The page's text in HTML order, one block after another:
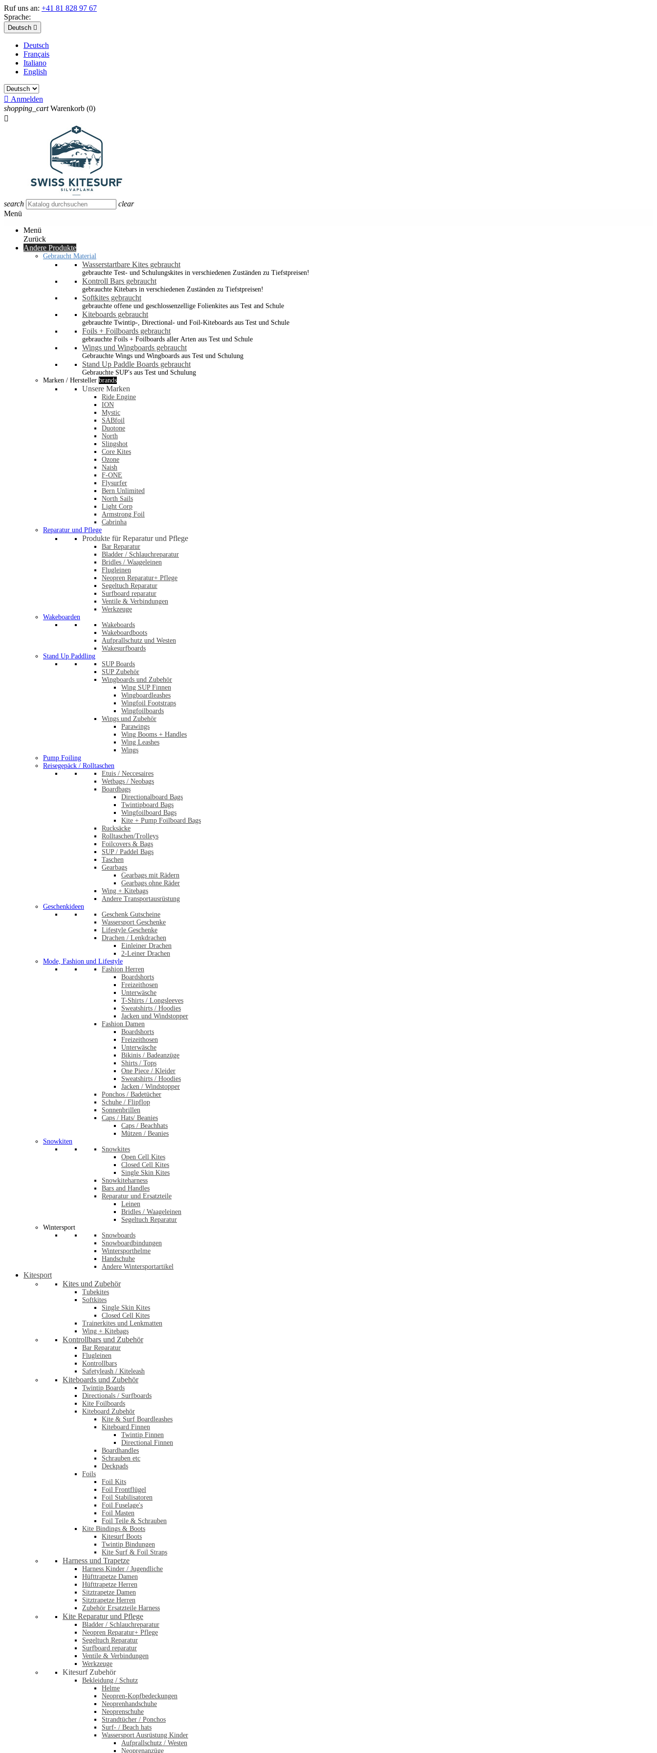
Ruf uns an: +41 81 828 97 67
Sprache:
Deutsch 
Deutsch
Français
Italiano
English
 Anmelden
shopping_cart Warenkorb (0)

search
clear
Menü
Menü
Zurück
Andere Produkte
Gebraucht Material
Wasserstartbare Kites gebraucht
gebrauchte Test- und Schulungskites in verschiedenen Zuständen zu Tiefstpreisen!
Kontroll Bars gebraucht
gebrauchte Kitebars in verschiedenen Zuständen zu Tiefstpreisen!
Softkites gebraucht
gebrauchte offene und geschlossenzellige Folienkites aus Test and Schule
Kiteboards gebraucht
gebrauchte Twintip-, Directional- und Foil-Kiteboards aus Test und Schule
Foils + Foilboards gebraucht
gebrauchte Foils + Foilboards aller Arten aus Test und Schule
Wings und Wingboards gebraucht
Gebrauchte Wings und Wingboards aus Test und Schulung
Stand Up Paddle Boards gebraucht
Gebrauchte SUP's aus Test und Schulung
Marken / Hersteller brands
Unsere Marken
Ride Engine
ION
Mystic
SABfoil
Duotone
North
Slingshot
Core Kites
Ozone
Naish
F-ONE
Flysurfer
Bern Unlimited
North Sails
Light Corp
Armstrong Foil
Cabrinha
Reparatur und Pflege
Produkte für Reparatur und Pflege
Bar Reparatur
Bladder / Schlauchreparatur
Bridles / Waageleinen
Flugleinen
Neopren Reparatur+ Pflege
Segeltuch Reparatur
Surfboard reparatur
Ventile & Verbindungen
Werkzeuge
Wakeboarden
Wakeboards
Wakeboardboots
Aufprallschutz und Westen
Wakesurfboards
Stand Up Paddling
SUP Boards
SUP Zubehör
Wingboards und Zubehör
Wing SUP Finnen
Wingboardleashes
Wingfoil Footstraps
Wingfoilboards
Wings und Zubehör
Parawings
Wing Booms + Handles
Wing Leashes
Wings
Pump Foiling
Reisegepäck / Rolltaschen
Etuis / Neccesaires
Wetbags / Neobags
Boardbags
Directionalboard Bags
Twintipboard Bags
Wingfoilboard Bags
Kite + Pump Foilboard Bags
Rucksäcke
Rolltaschen/Trolleys
Foilcovers & Bags
SUP / Paddel Bags
Taschen
Gearbags
Gearbags mit Rädern
Gearbags ohne Räder
Wing + Kitebags
Andere Transportausrüstung
Geschenkideen
Geschenk Gutscheine
Wassersport Geschenke
Lifestyle Geschenke
Drachen / Lenkdrachen
Einleiner Drachen
2-Leiner Drachen
Mode, Fashion und Lifestyle
Fashion Herren
Boardshorts
Freizeithosen
Unterwäsche
T-Shirts / Longsleeves
Sweatshirts / Hoodies
Jacken und Windstopper
Fashion Damen
Boardshorts
Freizeithosen
Unterwäsche
Bikinis / Badeanzüge
Shirts / Tops
One Piece / Kleider
Sweatshirts / Hoodies
Jacken / Windstopper
Ponchos / Badetücher
Schuhe / Flipflop
Sonnenbrillen
Caps / Hats/ Beanies
Caps / Beachhats
Mützen / Beanies
Snowkiten
Snowkites
Open Cell Kites
Closed Cell Kites
Single Skin Kites
Snowkiteharness
Bars and Handles
Reparatur und Ersatzteile
Leinen
Bridles / Waageleinen
Segeltuch Reparatur
Wintersport
Snowboards
Snowboardbindungen
Wintersporthelme
Handschuhe
Andere Wintersportartikel
Kitesport
Kites und Zubehör
Tubekites
Softkites
Single Skin Kites
Closed Cell Kites
Trainerkites und Lenkmatten
Wing + Kitebags
Kontrollbars und Zubehör
Bar Reparatur
Flugleinen
Kontrollbars
Safetyleash / Kiteleash
Kiteboards und Zubehör
Twintip Boards
Directionals / Surfboards
Kite Foilboards
Kiteboard Zubehör
Kite & Surf Boardleashes
Kiteboard Finnen
Twintip Finnen
Directional Finnen
Boardhandles
Schrauben etc
Deckpads
Foils
Foil Kits
Foil Frontflügel
Foil Stabilisatoren
Foil Fuselage's
Foil Masten
Foil Teile & Schrauben
Kite Bindings & Boots
Kitesurf Boots
Twintip Bindungen
Kite Surf & Foil Straps
Harness und Trapetze
Harness Kinder / Jugendliche
Hüfttrapetze Damen
Hüfttrapetze Herren
Sitztrapetze Damen
Sitztrapetze Herren
Zubehör Ersatzteile Harness
Kite Reparatur und Pflege
Bladder / Schlauchreparatur
Neopren Reparatur+ Pflege
Segeltuch Reparatur
Surfboard reparatur
Ventile & Verbindungen
Werkzeuge
Kitesurf Zubehör
Bekleidung / Schutz
Helme
Neopren-Kopfbedeckungen
Neoprenhandschuhe
Neoprenschuhe
Strandtücher / Ponchos
Surf- / Beach hats
Wassersport Ausrüstung Kinder
Aufprallschutz / Westen
Neoprenanzüge